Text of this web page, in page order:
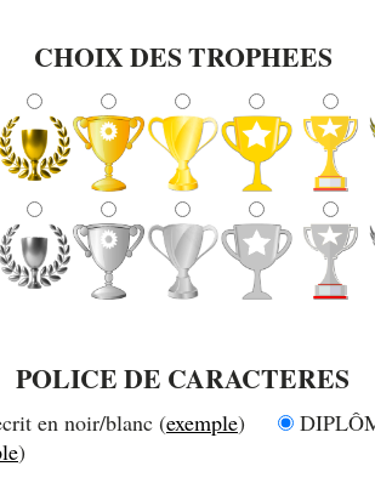
CHOIX DES TROPHEES
POLICE DE CARACTERES
en noir/blanc (exemple)
)